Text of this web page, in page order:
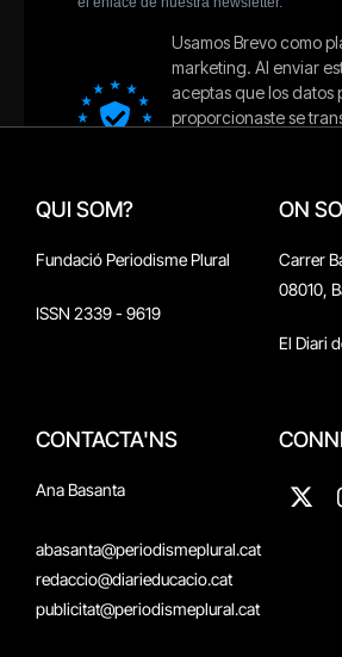
QUI SOM?
Fundació Periodisme Plural
ISSN 2339 - 9619
ON
Carrer
08010,
El Diari
CONTACTA'NS
Ana Basanta
abasanta@periodismeplural.cat
redaccio@diarieducacio.cat
publicitat@periodismeplural.cat
X